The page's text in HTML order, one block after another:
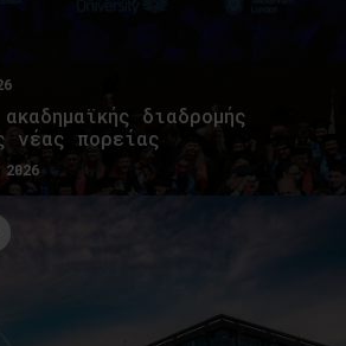
διαδρομής
νέας πορείας